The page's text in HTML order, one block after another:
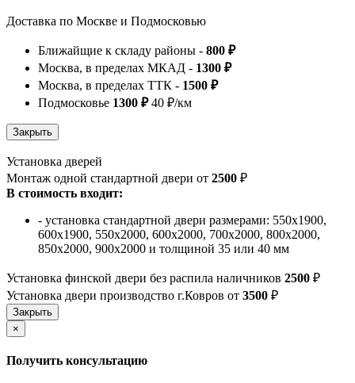
Доставка по Москве и Подмосковью
Ближайщие к складу районы - 800 ₽
Москва, в пределах МКАД - 1300 ₽
Москва, в пределах ТТК - 1500 ₽
Подмосковье 1300 ₽40 ₽/км
Установка дверей
Монтаж одной стандартной двери от 2500 ₽
В стоимость входит:
- установка стандартной двери размерами: 550х1900,
600х1900, 550х2000, 600х2000, 700х2000, 800х2000,
850х2000, 900х2000 и толщиной 35 или 40 мм
Установка финской двери без распила наличников 2500 ₽
Установка двери производство г.Ковров от 3500 ₽
×
Получить консультацию